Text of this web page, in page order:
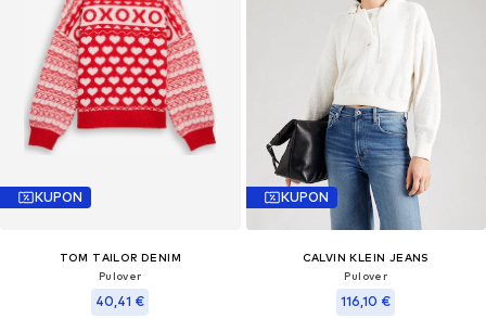
KUPON
TOM TAILOR DENIM
Pulover
40,41 €
KUPON
CALVIN KLEIN JEANS
Pulover
116,10 €